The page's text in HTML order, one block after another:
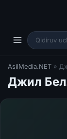
AsilMedia.NET »
Джил